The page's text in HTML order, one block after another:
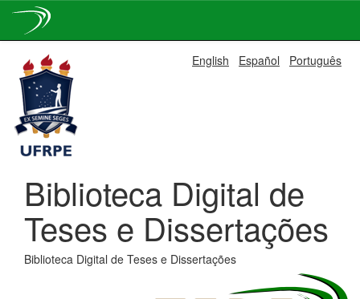
navigation
English Español Português
Biblioteca Digital de
Teses e Dissertações
Biblioteca Digital de Teses e Dissertações